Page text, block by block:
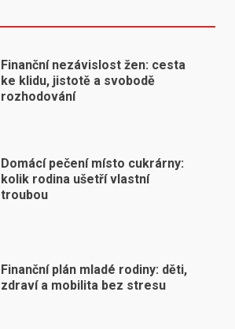
Finanční nezávislost žen: cesta
ke klidu, jistotě a svobodě
rozhodování
Domácí pečení místo cukrárny:
kolik rodina ušetří vlastní
troubou
Finanční plán mladé rodiny: děti,
zdraví a mobilita bez stresu